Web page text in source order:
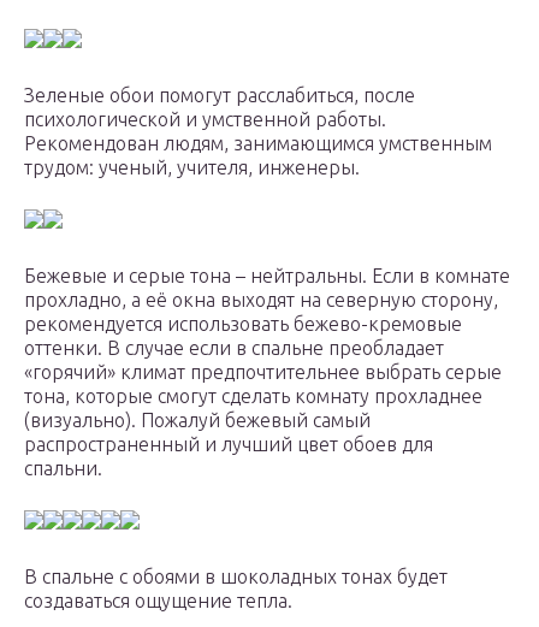
Зеленые обои помогут расслабиться, после
психологической и умственной работы.
Рекомендован людям, занимающимся умственным
трудом: ученый, учителя, инженеры.
Бежевые и серые тона – нейтральны. Если в комнате
прохладно, а её окна выходят на северную сторону,
рекомендуется использовать бежево-кремовые
оттенки. В случае если в спальне преобладает
«горячий» климат предпочтительнее выбрать серые
тона, которые смогут сделать комнату прохладнее
(визуально). Пожалуй бежевый самый
распространенный и лучший цвет обоев для
спальни.
В спальне с обоями в шоколадных тонах будет
создаваться ощущение тепла.